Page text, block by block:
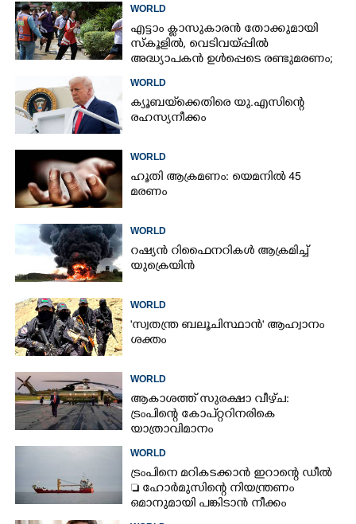
WORLD
എട്ടാം ക്ളാസുകാരൻ തോക്കുമായി
സ്കൂളിൽ, വെടിവയ്പ്പിൽ
അദ്ധ്യാപകൻ ഉൾപ്പെടെ രണ്ടുമരണം;
WORLD
ക്യൂബയ്‌ക്കെതിരെ യു.എസിന്റെ
രഹസ്യനീക്കം
WORLD
ഹൂതി ആക്രമണം: യെമനിൽ 45
മരണം
WORLD
റഷ്യൻ റിഫൈനറികൾ ആക്രമിച്ച്
യുക്രെയിൻ
WORLD
'സ്വതന്ത്ര ബലൂചിസ്ഥാൻ' ആഹ്വാനം
ശക്തം
WORLD
ആകാശത്ത് സുരക്ഷാ വീഴ്‌ച:
ട്രംപിന്റെ കോ‌പ്‌റ്ററിനരികെ
യാത്രാവിമാനം
WORLD
ട്രംപിനെ മറികടക്കാൻ ഇറാന്റെ ഡീൽ
 ഹോർമുസിന്റെ നിയന്ത്രണം
ഒമാനുമായി പങ്കിടാൻ നീക്കം